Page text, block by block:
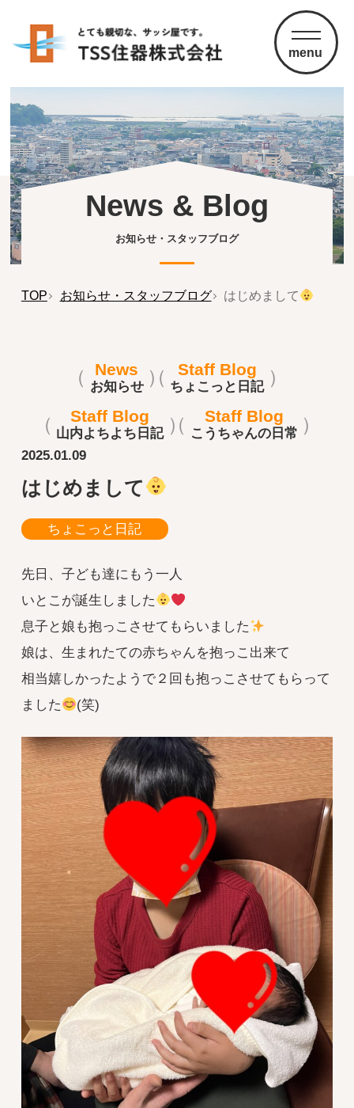
menu
News & Blog
お知らせ・スタッフブログ
TOP お知らせ・スタッフブログ はじめまして
News
お知らせ
Staff Blog
ちょこっと日記
Staff Blog
山内よちよち日記
Staff Blog
こうちゃんの日常
2025.01.09
はじめまして
ちょこっと日記
先日、子ども達にもう一人
いとこが誕生しました
息子と娘も抱っこさせてもらいました
娘は、生まれたての赤ちゃんを抱っこ出来て
相当嬉しかったようで２回も抱っこさせてもらって
ました
(笑)